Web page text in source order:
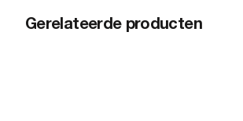
Gerelateerde producten